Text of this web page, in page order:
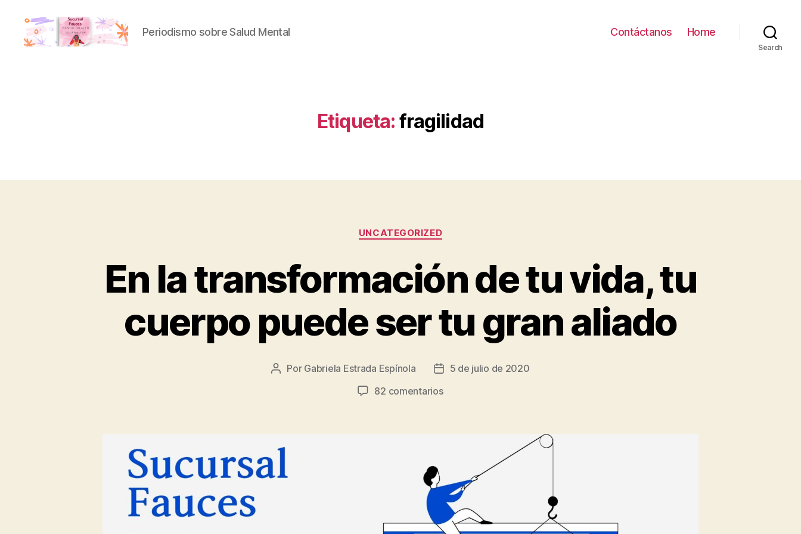
Periodismo sobre Salud Mental Contáctanos Home
Search
Etiqueta: fragilidad
Categorías
UNCATEGORIZED
En la transformación de tu vida, tu
cuerpo puede ser tu gran aliado
Autor
Por Gabriela Estrada Espínola
Fecha
la
5 de julio de 2020
82 comentariosen
tu
cuerpo
puede